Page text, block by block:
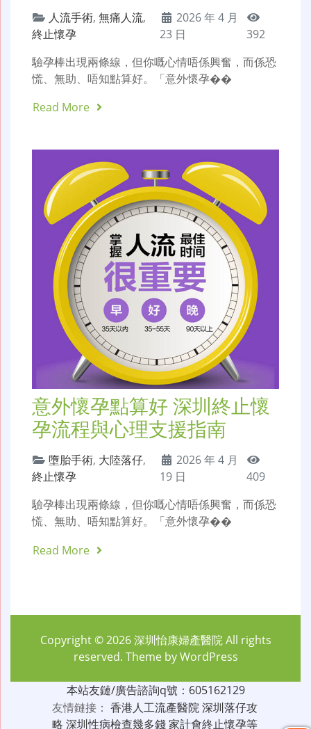
人流手術, 無痛人流,
終止懷孕
2026 年 4 月
23 日
392
驗孕棒出現兩條線，但你嘅心情唔係興奮，而係恐
慌、無助、唔知點算好。「意外懷孕��
Read More
意外懷孕點算好 深圳終止懷
孕流程與心理支援指南
墮胎手術, 大陸落仔,
終止懷孕
2026 年 4 月
19 日
409
驗孕棒出現兩條線，但你嘅心情唔係興奮，而係恐
慌、無助、唔知點算好。「意外懷孕��
Read More
Copyright © 2026深圳怡康婦產醫院All rights
reserved. Theme byWordPress
本站友鏈/廣告諮詢q號：605162129
友情鏈接： 香港人工流產醫院深圳落仔攻
略 深圳性病檢查幾多錢家計會終止懷孕等